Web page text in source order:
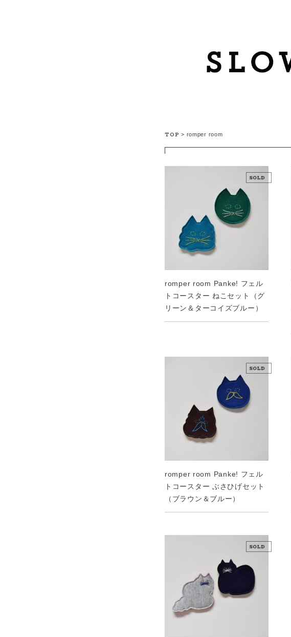
TOP > romper room
romper room Panke! フェル
トコースター ねこセット（グ
リーン＆ターコイズブルー）
romper room Panke! フェル
トコースター ぶさひげセット
（ブラウン＆ブルー）